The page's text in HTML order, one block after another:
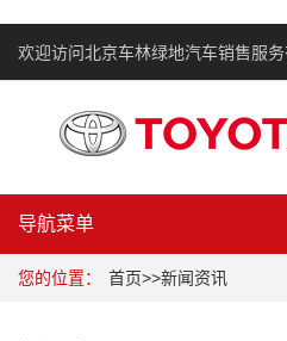
欢迎访问北京车林绿地汽车销售服务
导航菜单
您的位置： 首页>>新闻资讯